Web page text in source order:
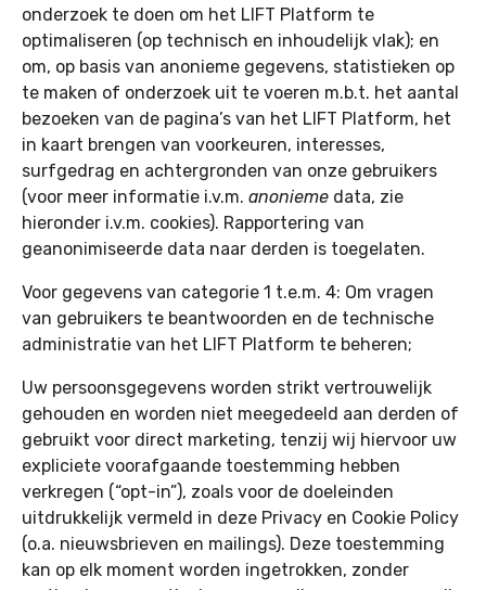
onderzoek te doen om het LIFT Platform te
optimaliseren (op technisch en inhoudelijk vlak); en
om, op basis van anonieme gegevens, statistieken op
te maken of onderzoek uit te voeren m.b.t. het aantal
bezoeken van de pagina’s van het LIFT Platform, het
in kaart brengen van voorkeuren, interesses,
surfgedrag en achtergronden van onze gebruikers
(voor meer informatie i.v.m. anonieme data, zie
hieronder i.v.m. cookies). Rapportering van
geanonimiseerde data naar derden is toegelaten.
Voor gegevens van categorie 1 t.e.m. 4: Om vragen
van gebruikers te beantwoorden en de technische
administratie van het LIFT Platform te beheren;
Uw persoonsgegevens worden strikt vertrouwelijk
gehouden en worden niet meegedeeld aan derden of
gebruikt voor direct marketing, tenzij wij hiervoor uw
expliciete voorafgaande toestemming hebben
verkregen (“opt-in”), zoals voor de doeleinden
uitdrukkelijk vermeld in deze Privacy en Cookie Policy
(o.a. nieuwsbrieven en mailings). Deze toestemming
kan op elk moment worden ingetrokken, zonder